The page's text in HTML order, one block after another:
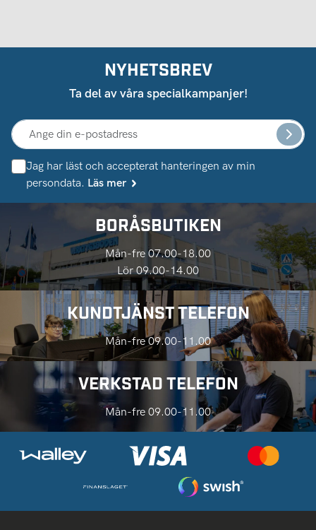
NYHETSBREV
Ta del av våra specialkampanjer!
Jag har läst och accepterat hanteringen av min
persondata. Läs mer
BORÅSBUTIKEN
Mån-fre 07.00-18.00
Lör 09.00-14.00
KUNDTJÄNST TELEFON
Mån-fre 09.00-11.00
VERKSTAD TELEFON
Mån-fre 09.00-11.00